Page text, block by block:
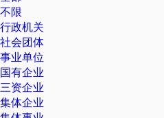
不限
行政机关
社会团体
事业单位
国有企业
三资企业
集体企业